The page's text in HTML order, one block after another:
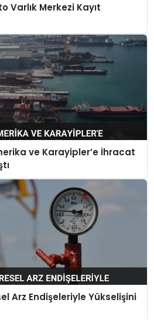
Varlık Merkezi Kayıt
ve Karayipler’e İhracat
Arz Endişeleriyle Yükselişini